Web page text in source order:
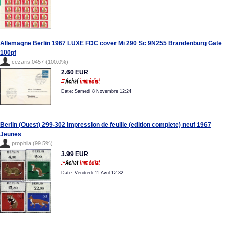
Allemagne Berlin 1967 LUXE FDC cover Mi 290 Sc 9N255 Brandenburg Gate
100pf
cezaris.0457 (100.0%)
2.60 EUR
Date: Samedi 8 Novembre 12:24
Berlin (Ouest) 299-302 impression de feuille (edition complete) neuf 1967
Jeunes
prophila (99.5%)
3.99 EUR
Date: Vendredi 11 Avril 12:32